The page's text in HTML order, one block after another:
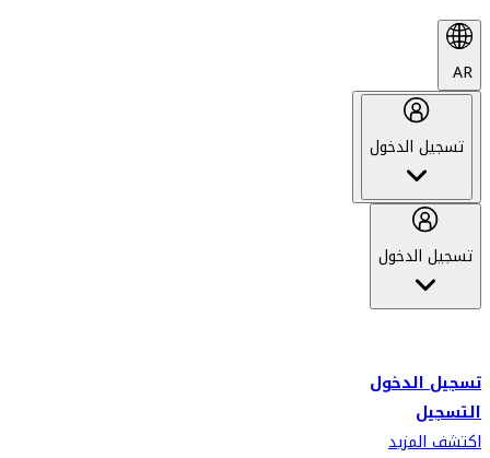
AR
تسجيل الدخول
تسجيل الدخول
تسجيل الدخول
التسجيل
اكتشف المزيد